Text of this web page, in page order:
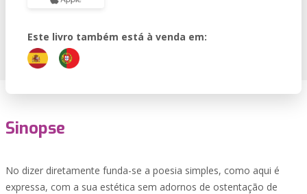
Este livro também está à venda em:
Sinopse
No dizer diretamente funda-se a poesia simples, como aqui é
expressa, com a sua estética sem adornos de ostentação de